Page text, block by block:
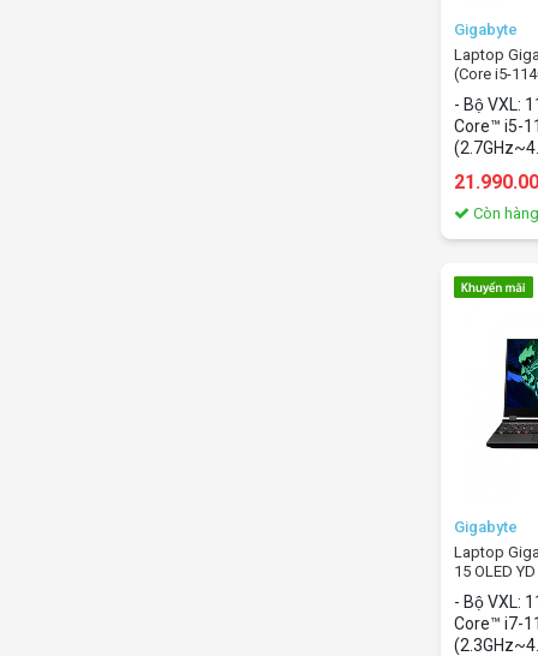
Gigabyte
Laptop
(Core i5-
16GB/
144Hz/
- Bộ VXL:
Core™ i5-
NVIDIA®
Ti 4GB
(2x8)16Gb
NVMe™
hành:
sắc: Black
Còn hàng
Gigabyte
Laptop
15 OLED
16GB/1Tb
UHD/
- Bộ VXL:
Core™ i7-